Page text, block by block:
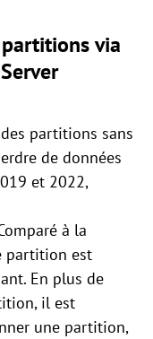
via
partitions sans
de données
et 2022,
à la
partition est
En plus de
il est
une partition,